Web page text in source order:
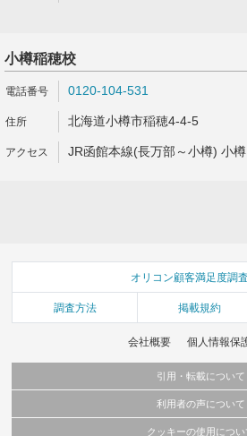
小樽稲穂校
0120-104-531
北海道小樽市稲穂4-4-5
JR函館本線(長万部～小樽) 小
オリコン顧客満足度調
調査方法 掲載規約
会社概要 個人情報保
引用・転載について
当サイトで公開されている情報（文字、写真、イラス
利用者の声について
クッキーの使用につい